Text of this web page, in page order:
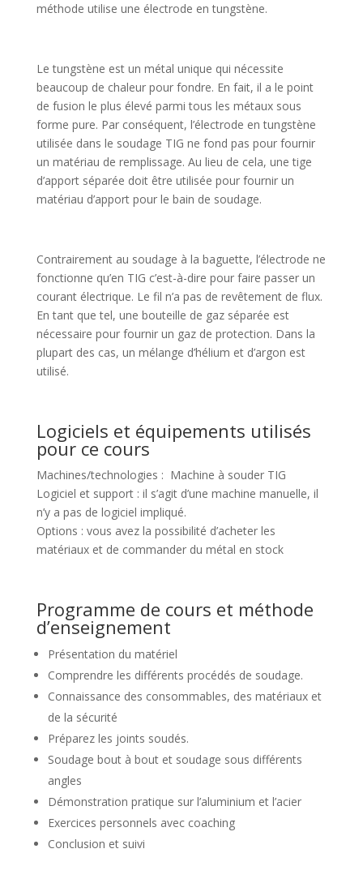
méthode utilise une électrode en tungstène.
Le tungstène est un métal unique qui nécessite
beaucoup de chaleur pour fondre. En fait, il a le point
de fusion le plus élevé parmi tous les métaux sous
forme pure. Par conséquent, l’électrode en tungstène
utilisée dans le soudage TIG ne fond pas pour fournir
un matériau de remplissage. Au lieu de cela, une tige
d’apport séparée doit être utilisée pour fournir un
matériau d’apport pour le bain de soudage.
Contrairement au soudage à la baguette, l’électrode ne
fonctionne qu’en TIG c’est-à-dire pour faire passer un
courant électrique. Le fil n’a pas de revêtement de flux.
En tant que tel, une bouteille de gaz séparée est
nécessaire pour fournir un gaz de protection. Dans la
plupart des cas, un mélange d’hélium et d’argon est
utilisé.
Logiciels et équipements utilisés
pour ce cours
Machines/technologies : Machine à souder TIG
Logiciel et support : il s’agit d’une machine manuelle, il
n’y a pas de logiciel impliqué.
Options : vous avez la possibilité d’acheter les
matériaux et de commander du métal en stock
Programme de cours et méthode
d’enseignement
Présentation du matériel
Comprendre les différents procédés de soudage.
Connaissance des consommables, des matériaux et
de la sécurité
Préparez les joints soudés.
Soudage bout à bout et soudage sous différents
angles
Démonstration pratique sur l’aluminium et l’acier
Exercices personnels avec coaching
Conclusion et suivi